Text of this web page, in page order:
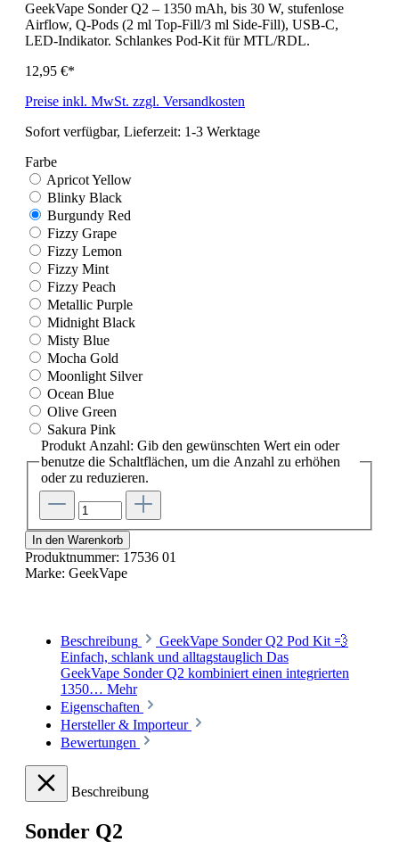
GeekVape Sonder Q2 – 1350 mAh, bis 30 W, stufenlose
Airflow, Q-Pods (2 ml Top-Fill/3 ml Side-Fill), USB-C,
LED-Indikator. Schlankes Pod-Kit für MTL/RDL.
12,95 €*
Preise inkl. MwSt. zzgl. Versandkosten
Sofort verfügbar, Lieferzeit: 1-3 Werktage
Farbe
Apricot Yellow
Blinky Black
Burgundy Red
Fizzy Grape
Fizzy Lemon
Fizzy Mint
Fizzy Peach
Metallic Purple
Midnight Black
Misty Blue
Mocha Gold
Moonlight Silver
Ocean Blue
Olive Green
Sakura Pink
Produkt Anzahl: Gib den gewünschten Wert ein oder
benutze die Schaltflächen, um die Anzahl zu erhöhen
oder zu reduzieren.
In den Warenkorb
Produktnummer: 17536 01
Marke: GeekVape
Beschreibung
GeekVape Sonder Q2 Pod Kit 💨
Einfach, schlank und alltagstauglich Das
GeekVape Sonder Q2 kombiniert einen integrierten
1350… Mehr
Eigenschaften
Hersteller & Importeur
Bewertungen
Beschreibung
Sonder Q2